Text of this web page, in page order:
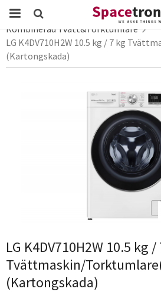
Produkten har blivit tillagd i
Startsida Webbutik
vitvaror
Kombinerad Tvätt&Torktumlare
LG K4DV710H2W 10.5 kg / 7 kg
(Kartongskada)
LG K4DV710H2W 10.5 kg /
Tvättmaskin/
(Kartongskada)